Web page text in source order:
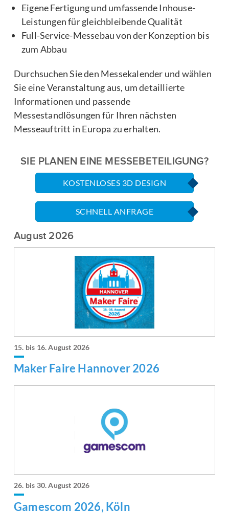
Eigene Fertigung und umfassende Inhouse-
Leistungen für gleichbleibende Qualität
Full-Service-Messebau von der Konzeption bis
zum Abbau
Durchsuchen Sie den Messekalender und wählen
Sie eine Veranstaltung aus, um detaillierte
Informationen und passende
Messestandlösungen für Ihren nächsten
Messeauftritt in Europa zu erhalten.
SIE PLANEN EINE MESSEBETEILIGUNG?
KOSTENLOSES 3D DESIGN
SCHNELL ANFRAGE
August 2026
15. bis 16. August 2026
Maker Faire Hannover 2026
26. bis 30. August 2026
Gamescom 2026, Köln